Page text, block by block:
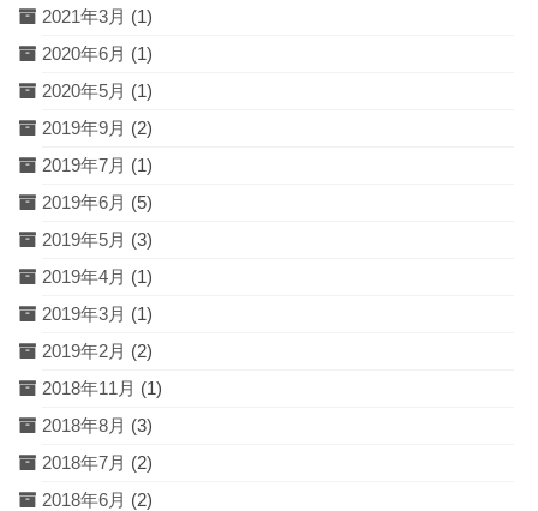
2021年3月 (1)
2020年6月 (1)
2020年5月 (1)
2019年9月 (2)
2019年7月 (1)
2019年6月 (5)
2019年5月 (3)
2019年4月 (1)
2019年3月 (1)
2019年2月 (2)
2018年11月 (1)
2018年8月 (3)
2018年7月 (2)
2018年6月 (2)